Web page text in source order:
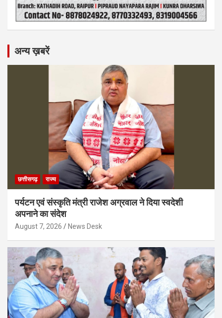
अन्य ख़बरें
छत्तीसगढ़ राज्य
पर्यटन एवं संस्कृति मंत्री राजेश अग्रवाल ने दिया स्वदेशी
अपनाने का संदेश
August 7, 2026 News Desk